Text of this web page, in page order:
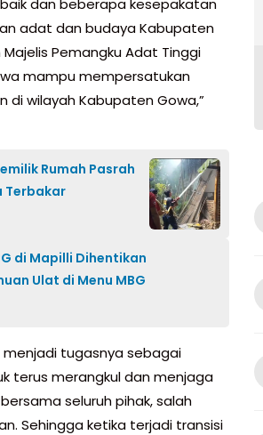
dan beberapa kesepakatan
adat dan budaya Kabupaten
Pemangku Adat Tinggi
mampu mempersatukan
di wilayah Kabupaten Gowa,”
Rumah Pasrah
Terbakar
di Mapilli Dihentikan
Ulat di Menu MBG
tugasnya sebagai
terus merangkul dan menjaga
seluruh pihak, salah
Sehingga ketika terjadi transisi